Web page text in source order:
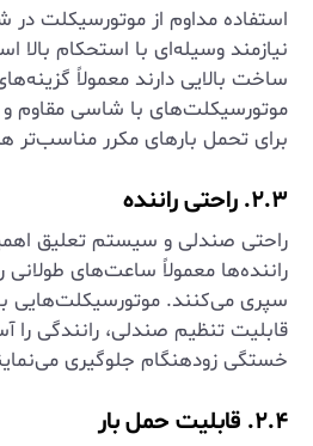
استفاده مداوم از موتورسیکلت
نیازمند وسیله‌ای با استحکام
ساخت بالایی دارند معمولاً
موتورسیکلت‌های با شاسی مقاوم
برای تحمل بارهای مکرر مناسب‌تر
۲.۳. راحتی راننده
راحتی صندلی و سیستم تعلیق
راننده‌ها معمولاً ساعت‌های طولانی
سپری می‌کنند. موتورسیکلت‌هایی
قابلیت تنظیم صندلی، رانندگی را
خستگی زودهنگام جلوگیری
۲.۴. قابلیت حمل بار